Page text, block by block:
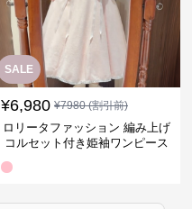
SALE
¥6,980 ¥7980(割引前)
ロリータファッション 編み上げ
コルセット付き姫袖ワンピース